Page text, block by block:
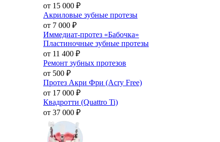
от 15 000 ₽
Акриловые зубные протезы
от 7 000 ₽
Иммедиат-протез «Бабочка»
Пластиночные зубные протезы
от 11 400 ₽
Ремонт зубных протезов
от 500 ₽
Протез Акри Фри (Acry Free)
от 17 000 ₽
Квадротти (Quattro Ti)
от 37 000 ₽